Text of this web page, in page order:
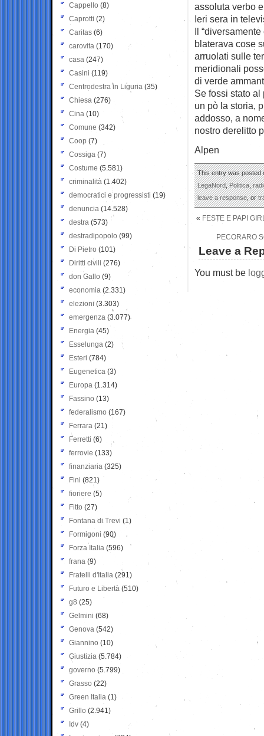
assoluta verbo
Ieri sera in
Il
blaterava cose
arruolati sulle
meridionali
di verde
Se fossi stato
un pò la storia,
addosso, a
nostro derelitto
Alpen
This entry was posted
LegaNord,Politica,
leave a response, or
« FESTE E PAPI
PECORARO
Leave a
You must be
Cappello (8)
Caprotti (2)
Caritas (6)
carovita (170)
casa (247)
Casini (119)
Centrodestra in Liguria (35)
Chiesa (276)
Cina (10)
Comune (342)
Coop (7)
Cossiga (7)
Costume (5.581)
criminalità (1.402)
democratici e progressisti (19)
denuncia (14.528)
destra (573)
destradipopolo (99)
Di Pietro (101)
Diritti civili (276)
don Gallo (9)
economia (2.331)
elezioni (3.303)
emergenza (3.077)
Energia (45)
Esselunga (2)
Esteri (784)
Eugenetica (3)
Europa (1.314)
Fassino (13)
federalismo (167)
Ferrara (21)
Ferretti (6)
ferrovie (133)
finanziaria (325)
Fini (821)
fioriere (5)
Fitto (27)
Fontana di Trevi (1)
Formigoni (90)
Forza Italia (596)
frana (9)
Fratelli d'Italia (291)
Futuro e Libertà (510)
g8 (25)
Gelmini (68)
Genova (542)
Giannino (10)
Giustizia (5.784)
governo (5.799)
Grasso (22)
Green Italia (1)
Grillo (2.941)
Idv (4)